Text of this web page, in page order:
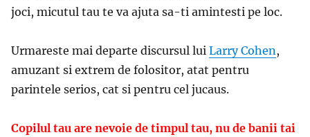
joci, micutul tau te va ajuta sa-ti amintesti pe loc.
Urmareste mai departe discursul lui Larry Cohen,
amuzant si extrem de folositor, atat pentru
parintele serios, cat si pentru cel jucaus.
Copilul tau are nevoie de timpul tau, nu de banii tai